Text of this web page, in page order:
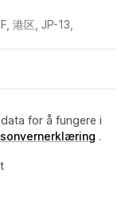
港区, JP-13,
for å fungere i
.